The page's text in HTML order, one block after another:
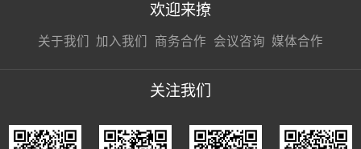
欢迎来撩
关于我们 加入我们
接扔简历
商务合作
接开聊
会议咨询 媒体合作
接开聊
关注我们